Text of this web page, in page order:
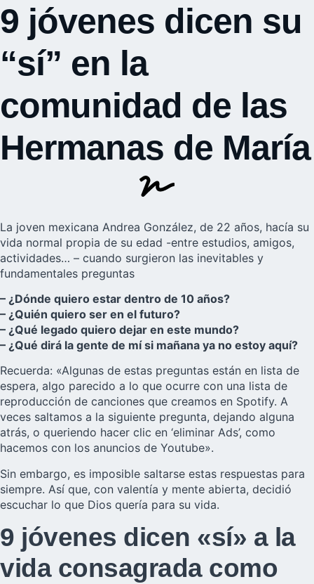
9 jóvenes dicen su
“sí” en la
comunidad de las
Hermanas de María
La joven mexicana Andrea González, de 22 años, hacía su
vida normal propia de su edad -entre estudios, amigos,
actividades… – cuando surgieron las inevitables y
fundamentales preguntas
– ¿Dónde quiero estar dentro de 10 años?
– ¿Quién quiero ser en el futuro?
– ¿Qué legado quiero dejar en este mundo?
– ¿Qué dirá la gente de mí si mañana ya no estoy aquí?
Recuerda: «Algunas de estas preguntas están en lista de
espera, algo parecido a lo que ocurre con una lista de
reproducción de canciones que creamos en Spotify. A
veces saltamos a la siguiente pregunta, dejando alguna
atrás, o queriendo hacer clic en ‘eliminar Ads’, como
hacemos con los anuncios de Youtube».
Sin embargo, es imposible saltarse estas respuestas para
siempre. Así que, con valentía y mente abierta, decidió
escuchar lo que Dios quería para su vida.
9 jóvenes dicen «sí» a la
vida consagrada como